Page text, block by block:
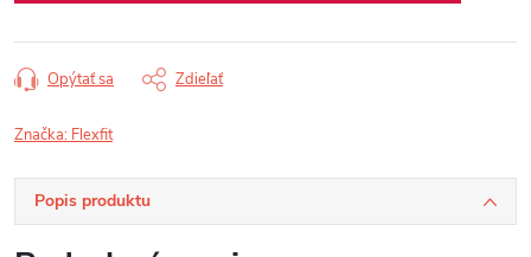
Opýtať sa Zdieľať
Značka: Flexfit
Popis produktu